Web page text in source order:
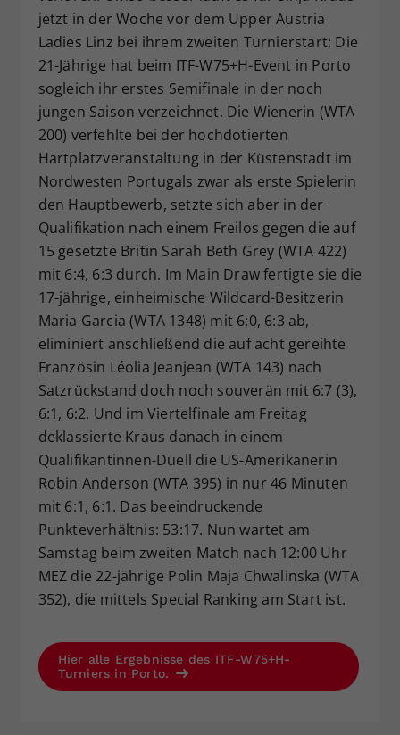
jetzt in der Woche vor dem Upper Austria
Ladies Linz bei ihrem zweiten Turnierstart: Die
21-Jährige hat beim ITF-W75+H-Event in Porto
sogleich ihr erstes Semifinale in der noch
jungen Saison verzeichnet. Die Wienerin (WTA
200) verfehlte bei der hochdotierten
Hartplatzveranstaltung in der Küstenstadt im
Nordwesten Portugals zwar als erste Spielerin
den Hauptbewerb, setzte sich aber in der
Qualifikation nach einem Freilos gegen die auf
15 gesetzte Britin Sarah Beth Grey (WTA 422)
mit 6:4, 6:3 durch. Im Main Draw fertigte sie die
17-jährige, einheimische Wildcard-Besitzerin
Maria Garcia (WTA 1348) mit 6:0, 6:3 ab,
eliminiert anschließend die auf acht gereihte
Französin Léolia Jeanjean (WTA 143) nach
Satzrückstand doch noch souverän mit 6:7 (3),
6:1, 6:2. Und im Viertelfinale am Freitag
deklassierte Kraus danach in einem
Qualifikantinnen-Duell die US-Amerikanerin
Robin Anderson (WTA 395) in nur 46 Minuten
mit 6:1, 6:1. Das beeindruckende
Punkteverhältnis: 53:17. Nun wartet am
Samstag beim zweiten Match nach 12:00 Uhr
MEZ die 22-jährige Polin Maja Chwalinska (WTA
352), die mittels Special Ranking am Start ist.
Hier alle Ergebnisse des ITF-W75+H-
Turniers in Porto.
Zweck
Dieser Wert speichert Ihre Consent-
Einstellungen. Unter anderem eine
zufällig generierte ID, für die
historische Speicherung Ihrer
Webseiten-Betreiber dies eingestellt
hat.